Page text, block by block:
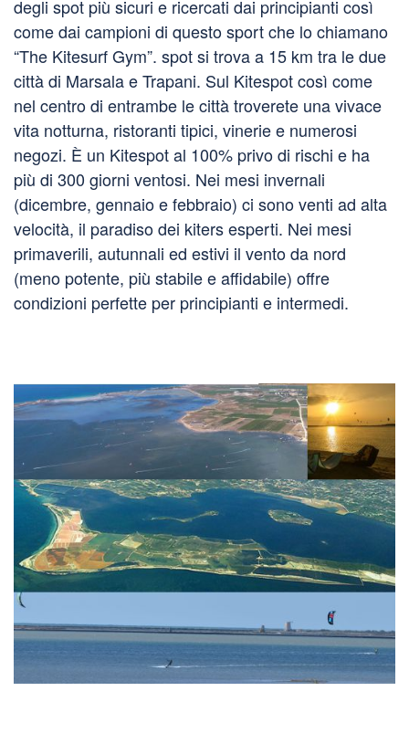
degli spot più sicuri e ricercati dai principianti così
come dai campioni di questo sport che lo chiamano
“The Kitesurf Gym”. spot si trova a 15 km tra le due
città di Marsala e Trapani. Sul Kitespot così come
nel centro di entrambe le città troverete una vivace
vita notturna, ristoranti tipici, vinerie e numerosi
negozi. È un Kitespot al 100% privo di rischi e ha
più di 300 giorni ventosi. Nei mesi invernali
(dicembre, gennaio e febbraio) ci sono venti ad alta
velocità, il paradiso dei kiters esperti. Nei mesi
primaverili, autunnali ed estivi il vento da nord
(meno potente, più stabile e affidabile) offre
condizioni perfette per principianti e intermedi.